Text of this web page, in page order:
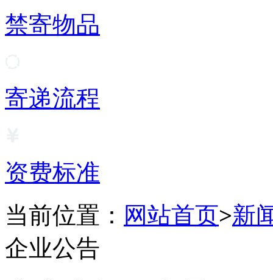
禁寄物品
寄递流程
资费标准
当前位置： 网站首页>新
企业公告